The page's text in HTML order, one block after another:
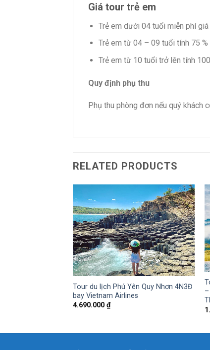
Giá tour trẻ em
Trẻ em dưới 04 tuổi miễn phí giá
Trẻ em từ 04 – 09 tuổi tính 75 %
Trẻ em từ 10 tuổi trở lên tính
Quy định phụ thu
Phụ thu phòng đơn nếu quý khách
RELATED PRODUCTS
Tour du lịch Phú Yên Quy Nhơn 4N3Đ
bay Vietnam Airlines
4.690.000 ₫